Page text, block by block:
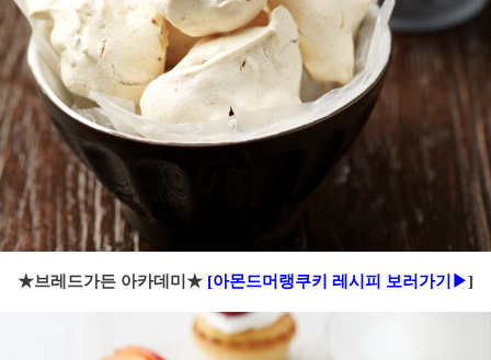
★브레드가든 아카데미★ [아몬드머랭쿠키 레시피 보러가기▶]